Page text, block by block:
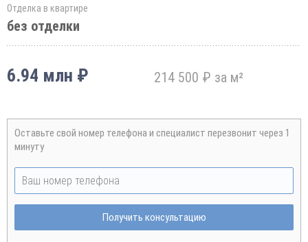
Отделка в квартире
без отделки
6.94 млн ₽ 214 500 ₽ за м²
Оставьте свой номер телефона и специалист перезвонит через 1
минуту
Получить консультацию